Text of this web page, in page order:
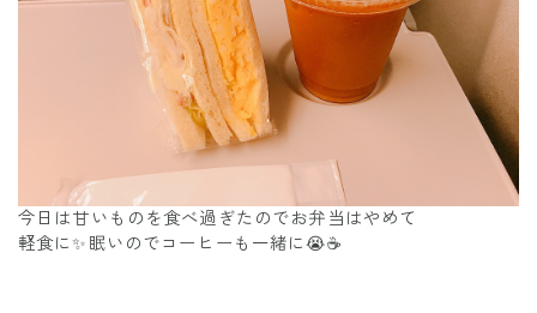
今日は甘いものを食べ過ぎたのでお弁当はやめて
軽食に✨眠いのでコーヒーも一緒に😭☕️